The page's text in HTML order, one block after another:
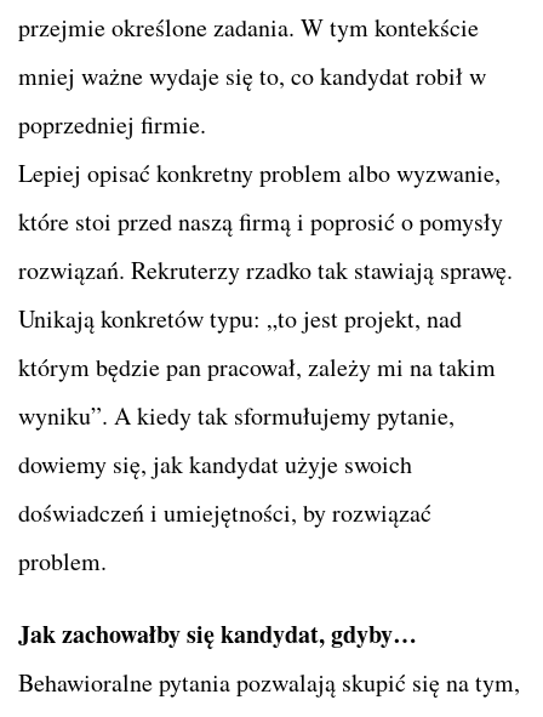
przejmie określone zadania. W tym kontekście
mniej ważne wydaje się to, co kandydat robił w
poprzedniej firmie.
Lepiej opisać konkretny problem albo wyzwanie,
które stoi przed naszą firmą i poprosić o pomysły
rozwiązań. Rekruterzy rzadko tak stawiają sprawę.
Unikają konkretów typu: „to jest projekt, nad
którym będzie pan pracował, zależy mi na takim
wyniku”. A kiedy tak sformułujemy pytanie,
dowiemy się, jak kandydat użyje swoich
doświadczeń i umiejętności, by rozwiązać
problem.
Jak zachowałby się kandydat, gdyby…
Behawioralne pytania pozwalają skupić się na tym,